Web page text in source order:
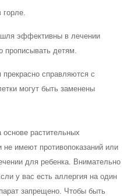
горле.
эффективны в лечении
прописывать детям.
справляются с
могут быть заменены
растительных
не имеют противопоказаний или
для ребенка. Внимательно
у вас есть аллергия на один
запрещено. Чтобы быть